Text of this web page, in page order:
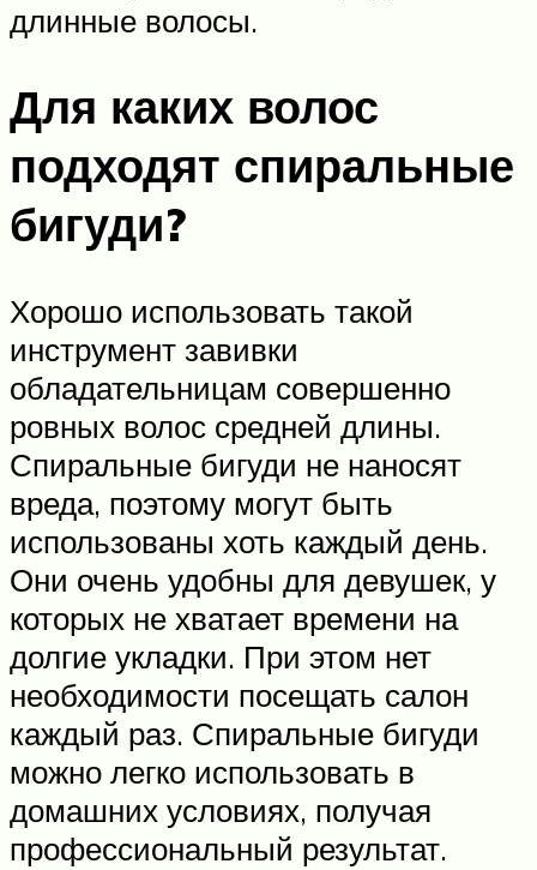
длинные волосы.
Для каких волос
подходят спиральные
бигуди?
Хорошо использовать такой
инструмент завивки
обладательницам совершенно
ровных волос средней длины.
Спиральные бигуди не наносят
вреда, поэтому могут быть
использованы хоть каждый день.
Они очень удобны для девушек, у
которых не хватает времени на
долгие укладки. При этом нет
необходимости посещать салон
каждый раз. Спиральные бигуди
можно легко использовать в
домашних условиях, получая
профессиональный результат.